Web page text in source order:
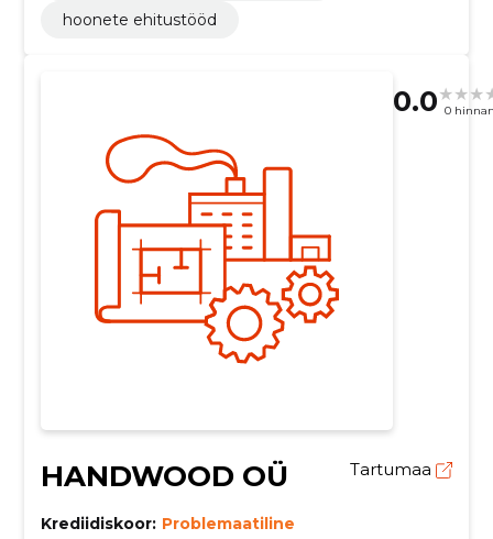
hoonete ehitustööd
0.0 0
HANDWOOD OÜ Tartumaa
Krediidiskoor: Problemaatiline